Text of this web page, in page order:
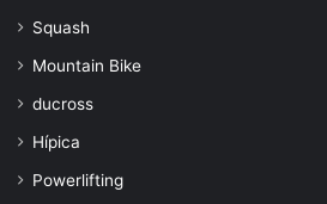
Squash
Mountain Bike
ducross
Hípica
Powerlifting